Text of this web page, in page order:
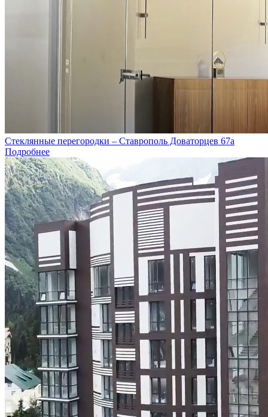
Стеклянные перегородки – Ставрополь Доваторцев 67а
Подробнее